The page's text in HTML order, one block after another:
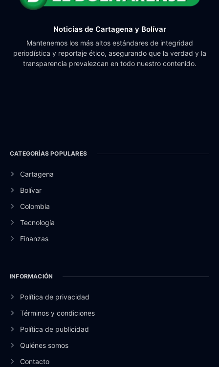
Noticias de Cartagena y Bolívar
Mantenemos los más altos estándares de integridad
periodística y reportaje ético, asegurando que la verdad y la
transparencia prevalezcan en todo nuestro contenido.
CATEGORÍAS POPULARES
Cartagena
Bolívar
Colombia
Tecnología
Finanzas
INFORMACIÓN
Política de privacidad
Términos y condiciones
Política de publicidad
Quiénes somos
Contacto